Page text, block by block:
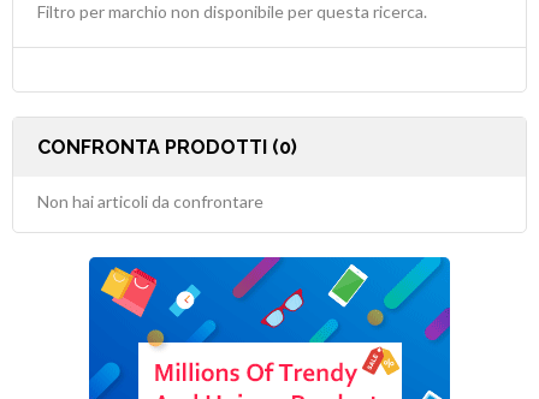
Filtro per marchio non disponibile per questa ricerca.
CONFRONTA PRODOTTI (0)
Non hai articoli da confrontare